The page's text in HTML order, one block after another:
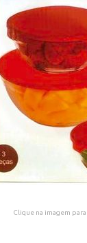
Clique na imagem